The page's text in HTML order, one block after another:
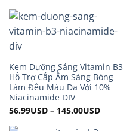
Kem Dưỡng Sáng Vitamin B3
Hỗ Trợ Cấp Ẩm Sáng Bóng
Làm Đều Màu Da Với 10%
Niacinamide DIV
56.99USD– 145.00USD